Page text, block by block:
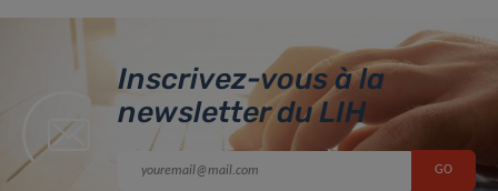
Inscrivez-vous à la
newsletter du LIH